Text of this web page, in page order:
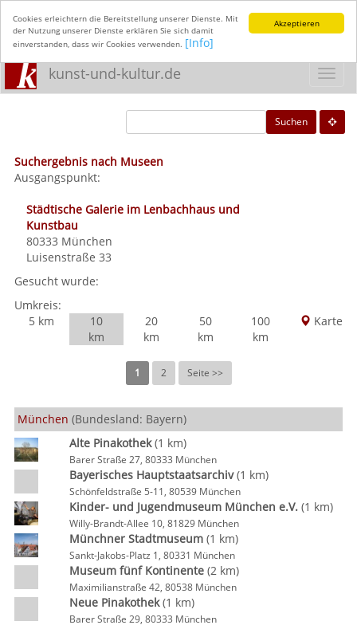
Akzeptieren
Cookies erleichtern die Bereitstellung unserer Dienste. Mit
der Nutzung unserer Dienste erklären Sie sich damit
einverstanden, dass wir Cookies verwenden. [Info]
kunst-und-kultur.de
Suchen
Suchergebnis nach Museen
Ausgangspunkt:
Städtische Galerie im Lenbachhaus und
Kunstbau
80333 München
Luisenstraße 33
Gesucht wurde:
Umkreis:
5 km
10
km
20
km
50
km
100
km
Karte
1 2 Seite >>
München (Bundesland: Bayern)
Alte Pinakothek(1 km)
Barer Straße 27, 80333 München
Bayerisches Hauptstaatsarchiv(1 km)
Schönfeldstraße 5-11, 80539 München
Kinder- und Jugendmuseum München e.V.(1 km)
Willy-Brandt-Allee 10, 81829 München
Münchner Stadtmuseum(1 km)
Sankt-Jakobs-Platz 1, 80331 München
Museum fünf Kontinente(2 km)
Maximilianstraße 42, 80538 München
Neue Pinakothek(1 km)
Barer Straße 29, 80333 München